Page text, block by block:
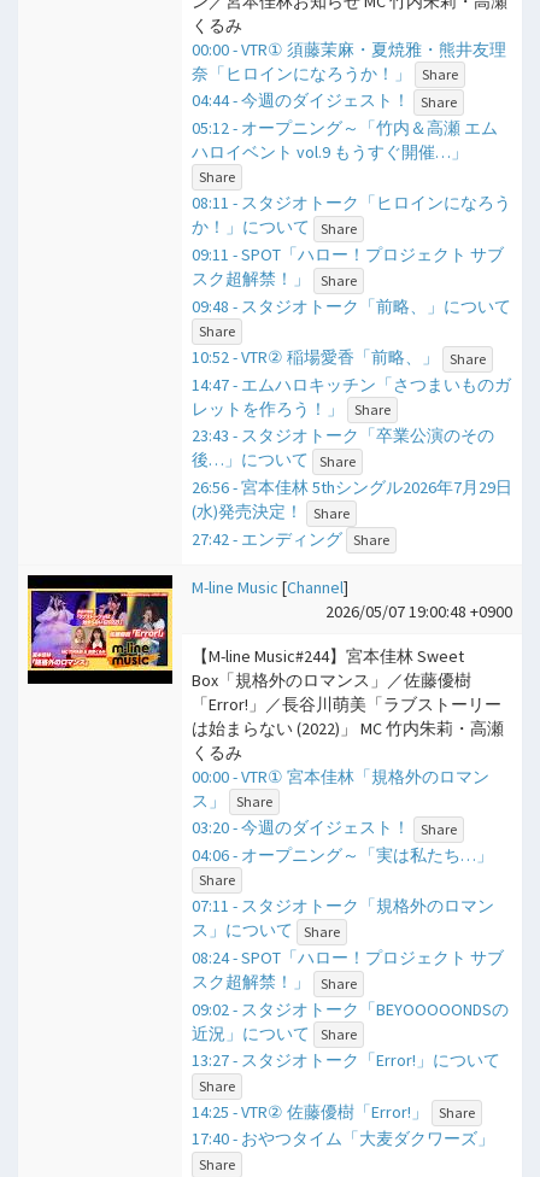
くるみ
00:00 - VTR① 須藤茉麻・夏焼雅・熊井友理
奈「ヒロインになろうか！」
Share
04:44 - 今週のダイジェスト！ Share
05:12 - オープニング～「竹内＆高瀬 エム
ハロイベント vol.9 もうすぐ開催…」
Share
08:11 - スタジオトーク「ヒロインになろう
か！」について
Share
09:11 - SPOT「ハロー！プロジェクト サブ
スク超解禁！」
Share
09:48 - スタジオトーク「前略、」について
Share
10:52 - VTR② 稲場愛香「前略、」 Share
14:47 - エムハロキッチン「さつまいものガ
レットを作ろう！」
Share
23:43 - スタジオトーク「卒業公演のその
後…」について
Share
26:56 - 宮本佳林 5thシングル2026年7月29日
(水)発売決定！
Share
27:42 - エンディング Share
M-line Music [Channel]
2026/05/07 19:00:48 +0900
【M-line Music#244】宮本佳林 Sweet
Box「規格外のロマンス」／佐藤優樹
「Error!」／長谷川萌美「ラブストーリー
は始まらない (2022)」 MC 竹内朱莉・高瀬
くるみ
00:00 - VTR① 宮本佳林「規格外のロマン
ス」
Share
03:20 - 今週のダイジェスト！ Share
04:06 - オープニング～「実は私たち…」
Share
07:11 - スタジオトーク「規格外のロマン
ス」について
Share
08:24 - SPOT「ハロー！プロジェクト サブ
スク超解禁！」
Share
09:02 - スタジオトーク「BEYOOOOONDSの
近況」について
Share
13:27 - スタジオトーク「Error!」について
Share
14:25 - VTR② 佐藤優樹「Error!」 Share
17:40 - おやつタイム「大麦ダクワーズ」
Share